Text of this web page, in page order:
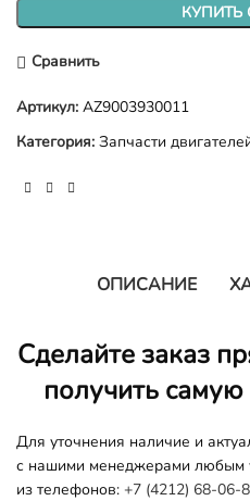
КУПИТЬ
Сравнить
Артикул: AZ9003930011
Категория: Запчасти
ОПИСАНИЕ
Сделайте заказ
получить
Для уточнения наличие и
с нашими менеджерами любым
из телефонов: +7 (4212) 68-06-